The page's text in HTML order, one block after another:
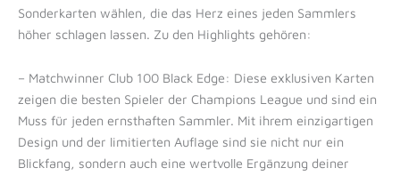
Sonderkarten wählen, die das Herz eines jeden Sammlers
höher schlagen lassen. Zu den Highlights gehören:
– Matchwinner Club 100 Black Edge: Diese exklusiven Karten
zeigen die besten Spieler der Champions League und sind ein
Muss für jeden ernsthaften Sammler. Mit ihrem einzigartigen
Design und der limitierten Auflage sind sie nicht nur ein
Blickfang, sondern auch eine wertvolle Ergänzung deiner